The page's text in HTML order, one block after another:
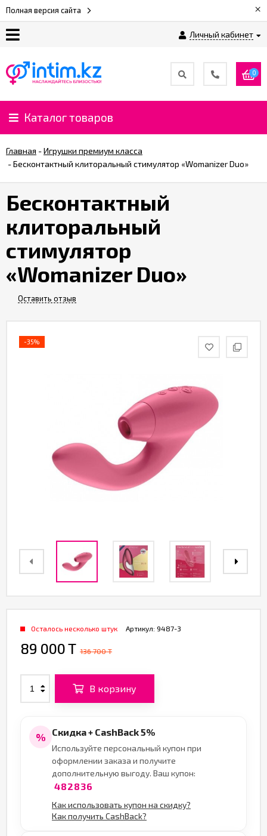
Полная версия сайта ×
Личный кабинет
нас
Доставка
и
⚡
%
CashBack
%
Партнерам
0
Каталог товаров
Главная -Игрушки премиум класса
-Бесконтактный клиторальный стимулятор «Womanizer Duo»
Бесконтактный
клиторальный
стимулятор
«Womanizer Duo»
Оставить отзыв
-35%
Артикул: 9487-3
Осталось несколько штук
89 000 T 136 700 T
В корзину
% Скидка + CashBack 5%
Используйте персональный купон при
оформлении заказа и получите
дополнительную выгоду. Ваш купон:
482836
Как использовать купон на скидку?
Как получить CashBack?